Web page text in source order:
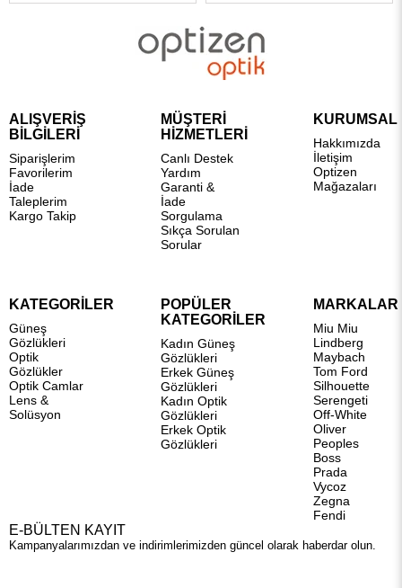
ALIŞVERİŞ
BİLGİLERİ
Siparişlerim
Favorilerim
İade
Taleplerim
Kargo Takip
MÜŞTERİ
HİZMETLERİ
Canlı Destek
Yardım
Garanti &
İade
Sorgulama
Sıkça Sorulan
Sorular
KURUMSAL
Hakkımızda
İletişim
Optizen
Mağazaları
KATEGORİLER
Güneş
Gözlükleri
Optik
Gözlükler
Optik Camlar
Lens &
Solüsyon
POPÜLER
KATEGORİLER
Kadın Güneş
Gözlükleri
Erkek Güneş
Gözlükleri
Kadın Optik
Gözlükleri
Erkek Optik
Gözlükleri
MARKALAR
Miu Miu
Lindberg
Maybach
Tom Ford
Silhouette
Serengeti
Off-White
Oliver
Peoples
Boss
Prada
Vycoz
Zegna
Fendi
E-BÜLTEN KAYIT
Kampanyalarımızdan ve indirimlerimizden güncel olarak haberdar olun.